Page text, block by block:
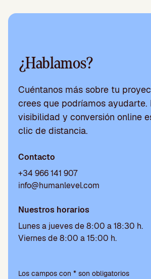
¿Hablamos?
Cuéntanos más sobre tu
crees que podríamos ayudarte.
visibilidad y conversión online
clic de distancia.
Contacto
+34 966 141 907
info@humanlevel.com
Nuestros horarios
Lunes a jueves de 8:00 a 18:30 h.
Viernes de 8:00 a 15:00 h.
favor,
Los campos con * son obligatorios